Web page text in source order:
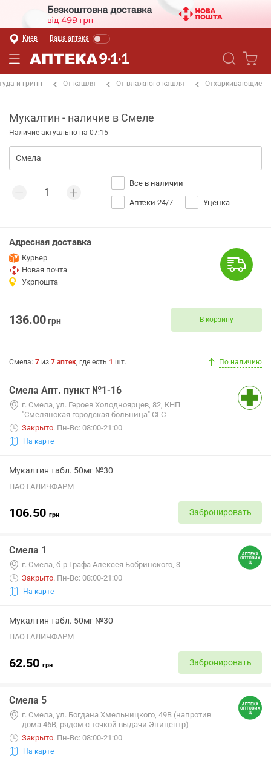
Киев Ваша аптека
и грипп От кашля От влажного кашля Отхаркивающие
Мукалтин - наличие в Смеле
Наличие актуально на 07:15
Все в наличии
Аптеки 24/7 Уценка
Адресная доставка
Курьер
Новая почта
Укрпошта
136.00грн В корзину
Смела: 7 из 7 аптек, где есть 1 шт. По наличию
Смела Апт. пункт №1-16
г. Смела, ул. Героев Холодноярцев, 82, КНП
"Смелянская городская больница" СГС
Закрыто. Пн-Вс: 08:00-21:00
На карте
Мукалтин табл. 50мг №30
ПАО ГАЛИЧФАРМ
106.50 грн Забронировать
Смела 1
г. Смела, б-р Графа Алексея Бобринского, 3
Закрыто. Пн-Вс: 08:00-21:00
На карте
Мукалтин табл. 50мг №30
ПАО ГАЛИЧФАРМ
62.50 грн Забронировать
Смела 5
г. Смела, ул. Богдана Хмельницкого, 49В (напротив
дома 46В, рядом с точкой выдачи Эпицентр)
Закрыто. Пн-Вс: 08:00-21:00
На карте